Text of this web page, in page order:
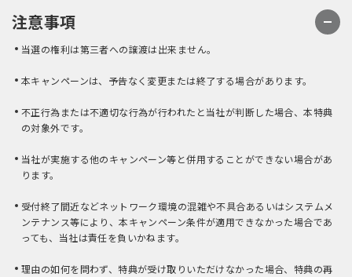
注意事項
当選の権利は第三者への譲渡は出来ません。
本キャンペーンは、予告なく変更または終了する場合があります。
不正行為または不適切な行為が行われたと当社が判断した場合、本特典
の対象外です。
当社が実施する他のキャンペーン等と併用することができない場合があ
ります。
受付終了間近などネットワーク環境の混雑や不具合あるいはシステムメ
ンテナンス等により、本キャンペーン条件が適用できなかった場合であ
っても、当社は責任を負いかねます。
理由の如何を問わず、特典が受け取りいただけなかった場合、特典の再